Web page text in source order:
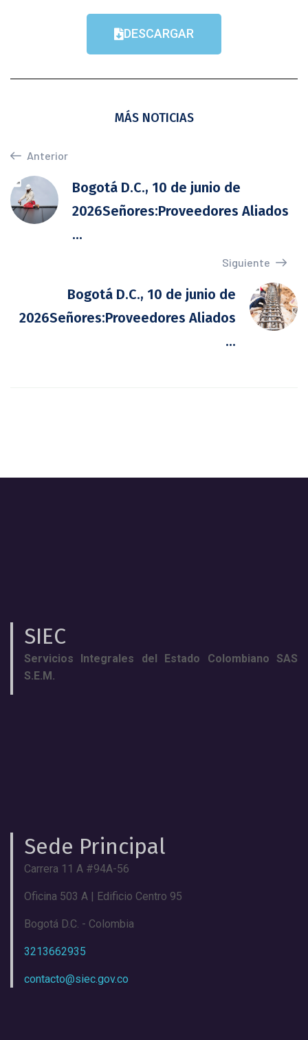
DESCARGAR
MÁS NOTICIAS
Anterior
Bogotá D.C., 10 de junio de
2026Señores:Proveedores Aliados
...
Siguiente
Bogotá D.C., 10 de junio de
2026Señores:Proveedores Aliados
...
SIEC
Servicios Integrales del Estado Colombiano SAS
S.E.M.
Sede Principal
Carrera 11 A #94A-56
Oficina 503 A | Edificio Centro 95
Bogotá D.C. - Colombia
3213662935
contacto@siec.gov.co